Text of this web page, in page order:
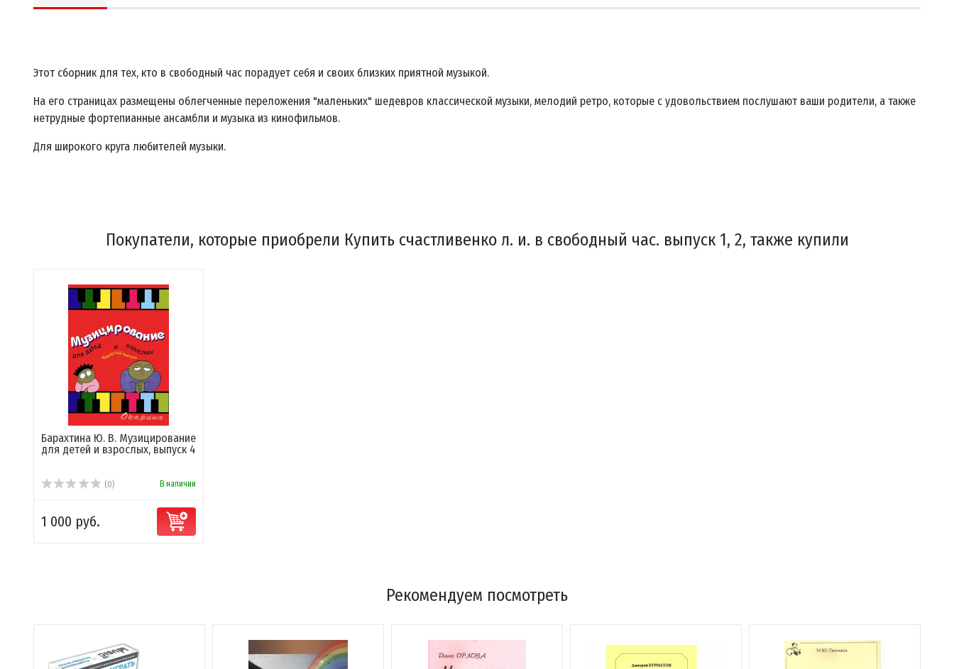
Этот сборник для тех, кто в свободный час порадует себя и своих близких приятной музыкой.
На его страницах размещены облегченные переложения "маленьких" шедевров классической музыки, мелодий ретро, которые с удовольствием послушают ваши родители, а также
нетрудные фортепианные ансамбли и музыка из кинофильмов.
Для широкого круга любителей музыки.
Покупатели, которые приобрели Купить счастливенко л. и. в свободный час. выпуск 1, 2, также купили
Барахтина Ю. В. Музицирование
для детей и взрослых, выпуск 4
(0) В наличии
1 000 руб.
Рекомендуем посмотреть